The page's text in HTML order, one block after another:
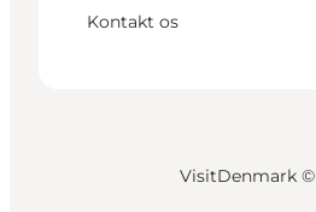
Kontakt os
VisitDenmark ©